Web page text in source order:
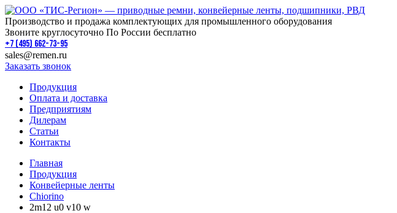
Производство и продажа комплектующих для промышленного оборудования
Звоните круглосуточно По России бесплатно
+7 (495) 662-73-95
sales@remen.ru
Заказать звонок
Продукция
Оплата и доставка
Предприятиям
Дилерам
Статьи
Контакты
Главная
Продукция
Конвейерные ленты
Chiorino
2m12 u0 v10 w